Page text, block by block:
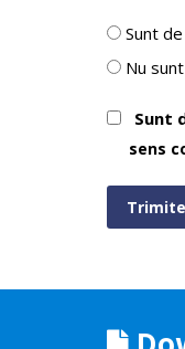
Sunt
Nu
Sunt
sens